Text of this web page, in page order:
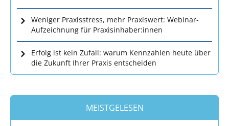
Weniger Praxisstress, mehr Praxiswert: Webinar-
Aufzeichnung für Praxisinhaber:innen
Erfolg ist kein Zufall: warum Kennzahlen heute über
die Zukunft Ihrer Praxis entscheiden
MEISTGELESEN